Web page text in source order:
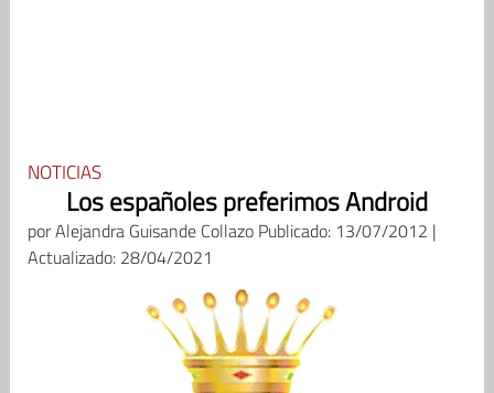
NOTICIAS
Los españoles preferimos Android
porAlejandra Guisande Collazo Publicado: 13/07/2012 |
Actualizado: 28/04/2021